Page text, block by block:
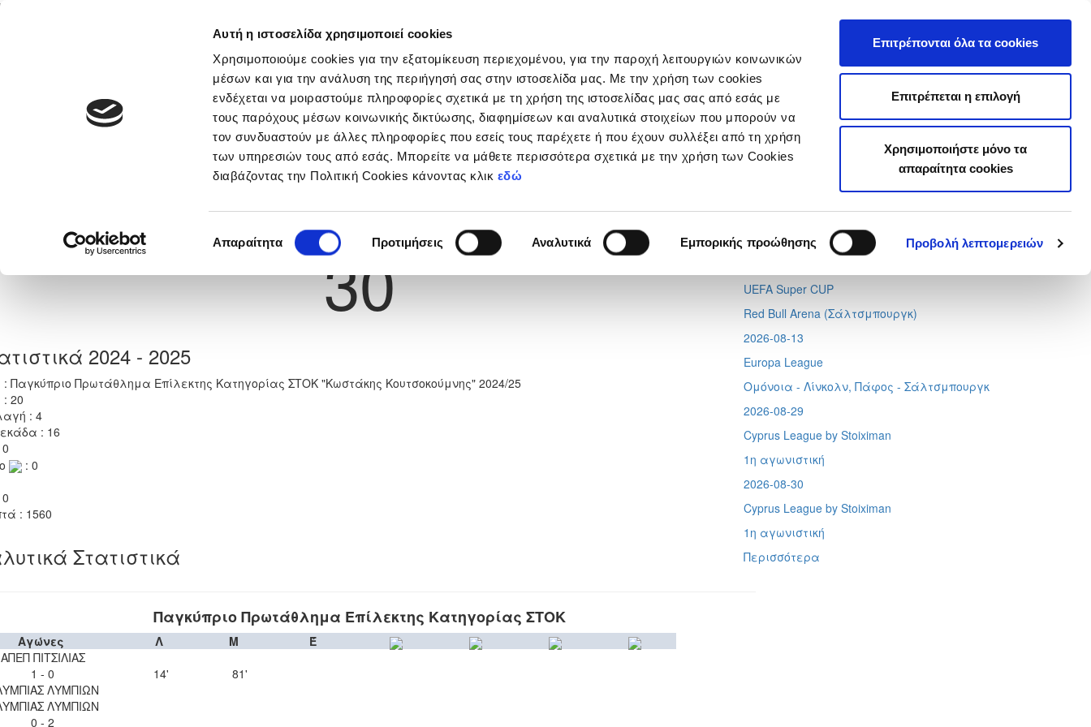
Αυτή η ιστοσελίδα χρησιμοποιεί cookies
Χρησιμοποιούμε cookies για την εξατομίκευση περιεχομένου, για την παροχή λειτουργιών κοινωνικών
μέσων και για την ανάλυση της περιήγησή σας στην ιστοσελίδα μας. Με την χρήση των cookies
ενδέχεται να μοιραστούμε πληροφορίες σχετικά με τη χρήση της ιστοσελίδας μας σας από εσάς με
τους παρόχους μέσων κοινωνικής δικτύωσης, διαφημίσεων και αναλυτικά στοιχείων που μπορούν να
τον συνδυαστούν με άλλες πληροφορίες που εσείς τους παρέχετε ή που έχουν συλλέξει από τη χρήση
των υπηρεσιών τους από εσάς. Μπορείτε να μάθετε περισσότερα σχετικά με την χρήση των Cookies
διαβάζοντας την Πολιτική Cookies κάνοντας κλικ εδώ
συγκατάθεσης
Απαραίτητα Προτιμήσεις Αναλυτικά Εμπορικής προώθησης Προβολή λεπτομερειών
Επιτρέπονται όλα τα cookies
Επιτρέπεται η επιλογή
Χρησιμοποιήστε μόνο τα
απαραίτητα cookies
Νέα & Πληροφορίες Εθνικές Ομάδες Διοργανώσεις
Previous Next
ΓΙΑΝΝΗΣ ΦΑΚΟΥΚΑΚΗΣ
Νούμερο Φανέλας
30
2024 - 2025
: Παγκύπριο Πρωτάθλημα Επίλεκτης Κατηγορίας ΣΤΟΚ "Κωστάκης Κουτσοκούμνης" 2024/25
20
: 4
: 16
: 0
: 1560
Στατιστικά
Παγκύπριο Πρωτάθλημα Επίλεκτης Κατηγορίας ΣΤΟΚ
Αγώνες Λ Μ
Έ
ΑΠΕΠ ΠΙΤΣΙΛΙΑΣ
1 - 0
ΛΥΜΠΙΩΝ
14'
81'
ΛΥΜΠΙΩΝ
0 - 2
Tweets by CyprusFA
Προσεχή γεγονότα
Conference League
Απόλλων - Μπραν
UEFA Super CUP
Red Bull Arena (Σάλτσμπουργκ)
2026-08-13
Europa League
Ομόνοια - Λίνκολν, Πάφος - Σάλτσμπουργκ
2026-08-29
Cyprus League by Stoiximan
1η αγωνιστική
2026-08-30
Cyprus League by Stoiximan
1η αγωνιστική
Περισσότερα